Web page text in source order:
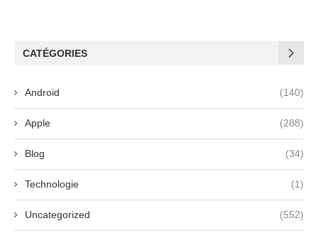
CATÉGORIES
Android (140)
Apple (288)
Blog (34)
Technologie (1)
Uncategorized (552)